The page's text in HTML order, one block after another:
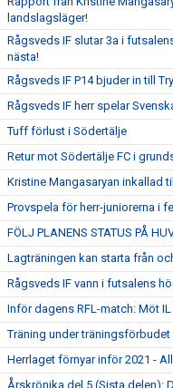
landslagsläger!
Rågsveds IF slutar 3a i
nästa!
Rågsveds IF P14 bjuder in till
Rågsveds IF herr spelar
Tuff förlust i Södertälje
Retur mot Södertälje FC i
Kristine Mangasaryan inkallad
Provspela för herr-juniorerna i
FÖLJ PLANENS STATUS PÅ
Lagträningen kan starta från
Rågsveds IF vann i futsalens
Inför dagens RFL-match: Möt
Träning under träningsförbudet
Herrlaget förnyar inför 2021 -
Årskrönika del 5 (Sista delen):